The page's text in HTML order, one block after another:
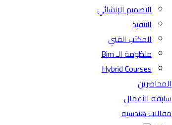
التصميم الإنشائي
التنفيذ
المكتب الفني
منظومة الـ Bim
Hybrid Courses
المحاضرين
سابقة الأعمال
مقالات هندسية